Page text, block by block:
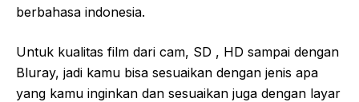
berbahasa indonesia.
Untuk kualitas film dari cam, SD , HD sampai dengan
Bluray, jadi kamu bisa sesuaikan dengan jenis apa
yang kamu inginkan dan sesuaikan juga dengan layar